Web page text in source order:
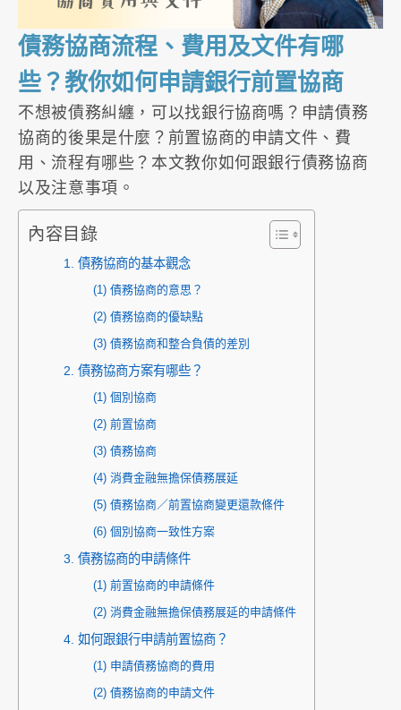
債務協商流程、費用及文件有哪
些？教你如何申請銀行前置協商
不想被債務糾纏，可以找銀行協商嗎？申請債務
協商的後果是什麼？前置協商的申請文件、費
用、流程有哪些？本文教你如何跟銀行債務協商
以及注意事項。
內容目錄
1. 債務協商的基本觀念
(1) 債務協商的意思？
(2) 債務協商的優缺點
(3) 債務協商和整合負債的差別
2. 債務協商方案有哪些？
(1) 個別協商
(2) 前置協商
(3) 債務協商
(4) 消費金融無擔保債務展延
(5) 債務協商／前置協商變更還款條件
(6) 個別協商一致性方案
3. 債務協商的申請條件
(1) 前置協商的申請條件
(2) 消費金融無擔保債務展延的申請條件
4. 如何跟銀行申請前置協商？
(1) 申請債務協商的費用
(2) 債務協商的申請文件